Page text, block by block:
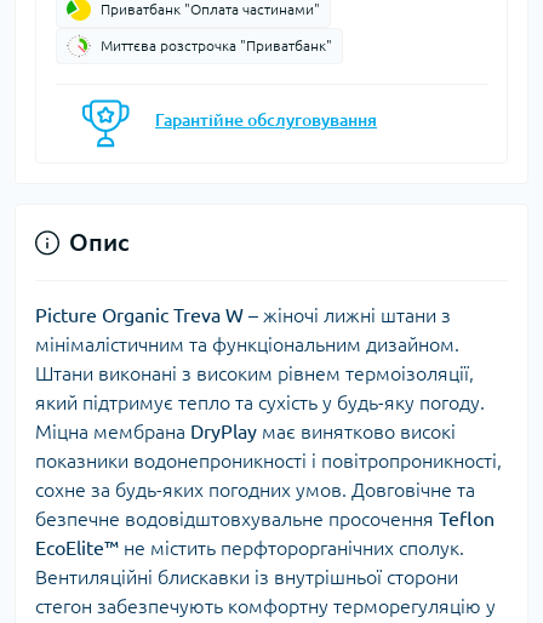
Приватбанк "Оплата частинами"
Миттєва розстрочка "Приватбанк"
Гарантійне обслуговування
Опис
Picture Organic Treva W – жіночі лижні штани з
мінімалістичним та функціональним дизайном.
Штани виконані з високим рівнем термоізоляції,
який підтримує тепло та сухість у будь-яку погоду.
Міцна мембрана DryPlay має винятково високі
показники водонепроникності і повітропроникності,
сохне за будь-яких погодних умов. Довговічне та
безпечне водовідштовхувальне просочення Teflon
EcoElite™ не містить перфторорганічних сполук.
Вентиляційні блискавки із внутрішньої сторони
стегон забезпечують комфортну терморегуляцію у